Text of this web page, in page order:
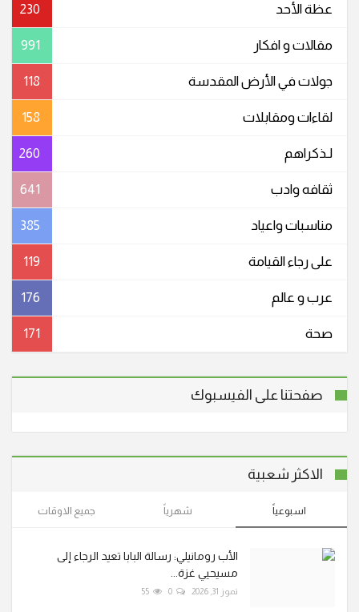
عظة الأحد 230
مقالات و افكار 991
جولات في الأرض المقدسة 118
لقاءات ومقابلات 158
لـذكراهم 260
ثقافه وادب 641
مناسبات واعیاد 385
على رجاء القيامة 119
عرب و عالم 176
صحة 171
صفحتنا على الفيسبوك
الاكثر شعبية
اسبوعياً شهرياً جميع الاوقات
الأب رومانيلي: رسالة البابا تعيد الرجاء إلى
مسيحيي غزة...
تموز 31, 2026 0
55